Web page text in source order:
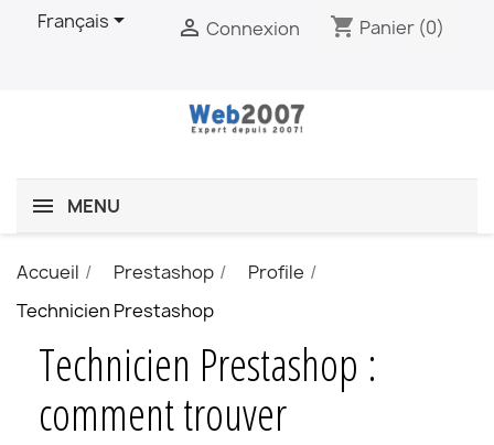
Français  Connexion shopping_cart Panier (0)
MENU
Accueil Prestashop
Profile
Technicien Prestashop
Technicien Prestashop :
comment trouver